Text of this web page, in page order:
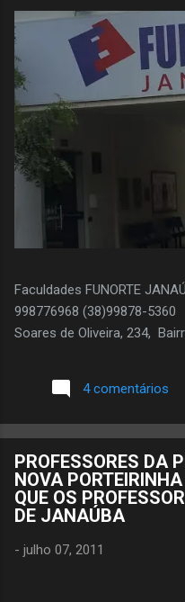
Faculdades FUNORTE
998776968 (38)99878-
Soares de Oliveira, 234,
4 comentários
PROFESSORES DA
NOVA
QUE OS
DE JANAÚBA
- julho 07, 2011